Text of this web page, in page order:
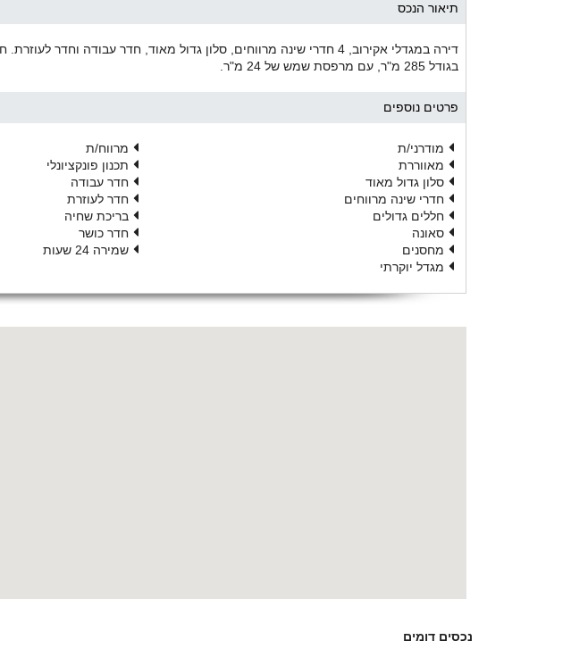
תיאור הנכס
דירה במגדלי אקירוב, 4 חדרי שינה מרווחים, סלון גדול מאוד, חדר עבודה וחדר
בגודל 285 מ"ר, עם מרפסת שמש של 24 מ"ר.
פרטים נוספים
מודרני/ת
מרווח/ת
מאווררת
תכנון פונקציונלי
סלון גדול מאוד
חדר עבודה
חדרי שינה מרווחים
חדר לעוזרת
חללים גדולים
בריכת שחיה
סאונה
חדר כושר
מחסנים
שמירה 24 שעות
מגדל יוקרתי
נכסים דומים